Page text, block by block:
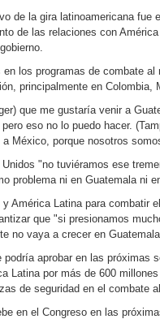
de la gira latinoamericana fue
de las relaciones con
los programas de combate
principalmente en Colombia,
que me gustaría venir a
eso no lo puedo hacer.
México, porque nosotros
"no tuviéramos ese
problema ni en Guatemala ni
América Latina para combatir
que "si presionamos
no vaya a crecer en
podría aprobar en las próximas
Latina por más de 600
de seguridad en el combate
en el Congreso en las